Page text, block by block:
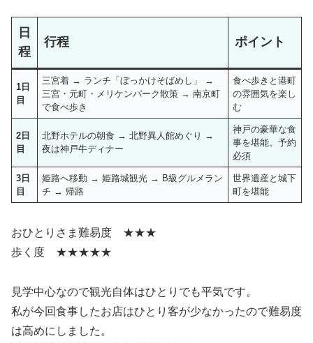
日
程
行程 ポイント
1日
目
三宮着 → ランチ「ぼっかけそばめし」 →
三宮・元町・メリケンパーク散策 → 南京町
で食べ歩き
食べ歩きと港町
の雰囲気を楽し
む
2日
目
北野ホテルの朝食 → 北野異人館めぐり →
夜は神戸牛ディナー
神戸の豪華な食
事を堪能。予約
必須
3日
目
姫路へ移動 → 姫路城観光 → B級グルメラン
チ → 帰路
世界遺産と城下
町を堪能
おひとりさま難易度 ★★★
歩く度 ★★★★★
見学中心なので観光自体はひとりでも平気です。
私が今回食事したお店はひとり客が少なかったので難易度
は高めにしました。